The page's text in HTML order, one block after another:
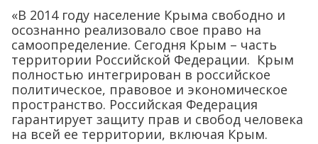
«В 2014 году население Крыма свободно и
осознанно реализовало свое право на
самоопределение. Сегодня Крым – часть
территории Российской Федерации. Крым
полностью интегрирован в российское
политическое, правовое и экономическое
пространство. Российская Федерация
гарантирует защиту прав и свобод человека
на всей ее территории, включая Крым.